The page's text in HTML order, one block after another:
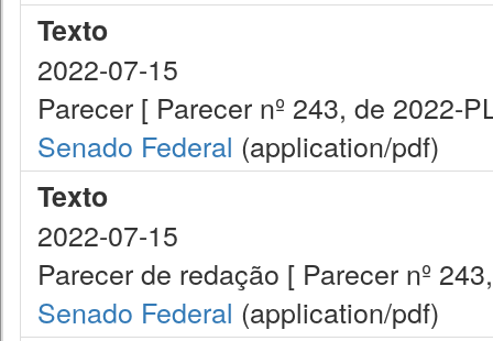
Texto
2022-07-15
Parecer [ Parecer nº 243, de 2022-
Senado Federal (application/pdf)
Texto
2022-07-15
Parecer de redação [ Parecer nº
Senado Federal (application/pdf)